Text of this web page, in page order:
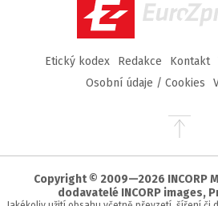
Etický kodex Redakce Kontakt
Osobní údaje / Cookies
Přejít
stránky
Copyright © 2009—2026 INCORP
dodavatelé INCORP images,